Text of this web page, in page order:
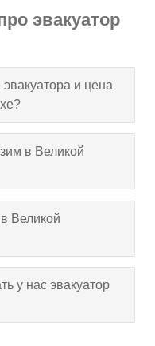
эвакуатор
эвакуатора и цена
в Великой
в Великой
у нас эвакуатор